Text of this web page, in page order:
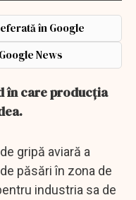
în Google
News
în care producţia
gripă aviară a
păsări în zona de
industria sa de